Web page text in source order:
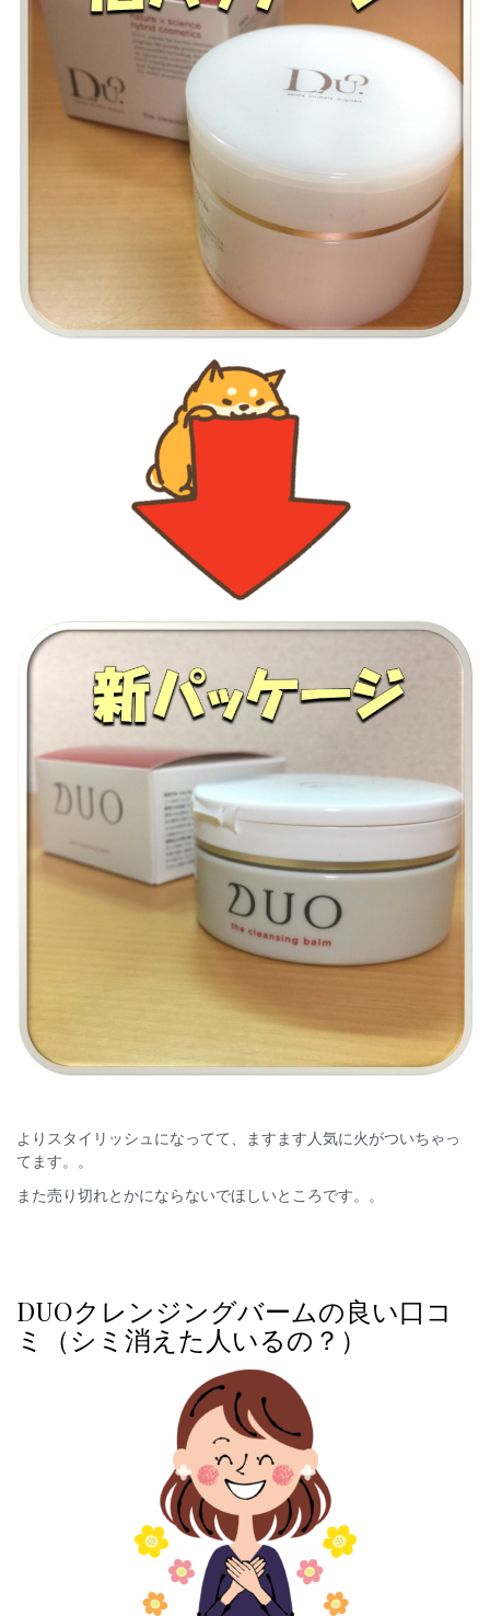
よりスタイリッシュになってて、ますます人気に火がついちゃっ
てます。。
また売り切れとかにならないでほしいところです。。
DUOクレンジングバームの良い口コ
ミ（シミ消えた人いるの？）